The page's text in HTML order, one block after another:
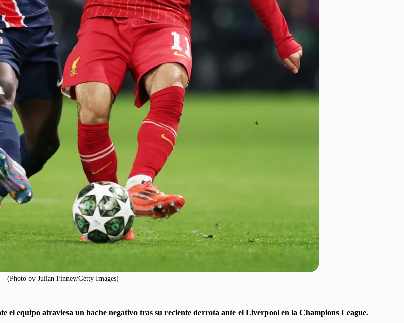
(Photo by Julian Finney/Getty Images)
el equipo atraviesa un bache negativo tras su reciente derrota ante el Liverpool en la Champions League.